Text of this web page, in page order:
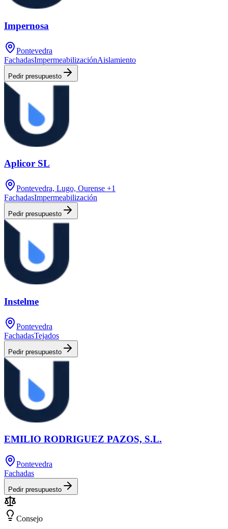
Impernosa
Pontevedra
FachadasImpermeabilizaciónAislamiento
Pedir presupuesto
Aplicor SL
Pontevedra, Lugo, Ourense +1
FachadasImpermeabilización
Pedir presupuesto
Instelme
Pontevedra
FachadasTejados
Pedir presupuesto
EMILIO RODRIGUEZ PAZOS, S.L.
Pontevedra
Fachadas
Pedir presupuesto
Consejo